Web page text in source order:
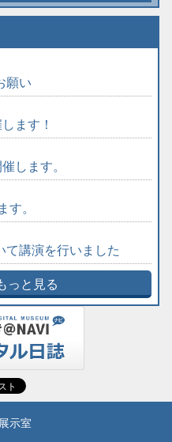
願い
ます！
します。
す。
て講演を行いました
っと見る
展示室